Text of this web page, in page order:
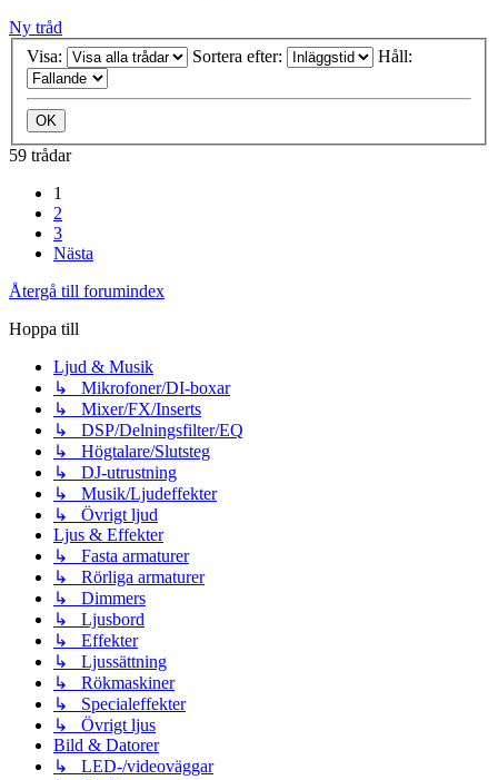
Ny tråd
Visa:
Sortera efter: Håll:
59 trådar
1
2
3
Nästa
Återgå till forumindex
Hoppa till
Ljud & Musik
↳ Mikrofoner/DI-boxar
↳ Mixer/FX/Inserts
↳ DSP/Delningsfilter/EQ
↳ Högtalare/Slutsteg
↳ DJ-utrustning
↳ Musik/Ljudeffekter
↳ Övrigt ljud
Ljus & Effekter
↳ Fasta armaturer
↳ Rörliga armaturer
↳ Dimmers
↳ Ljusbord
↳ Effekter
↳ Ljussättning
↳ Rökmaskiner
↳ Specialeffekter
↳ Övrigt ljus
Bild & Datorer
↳ LED-/videoväggar